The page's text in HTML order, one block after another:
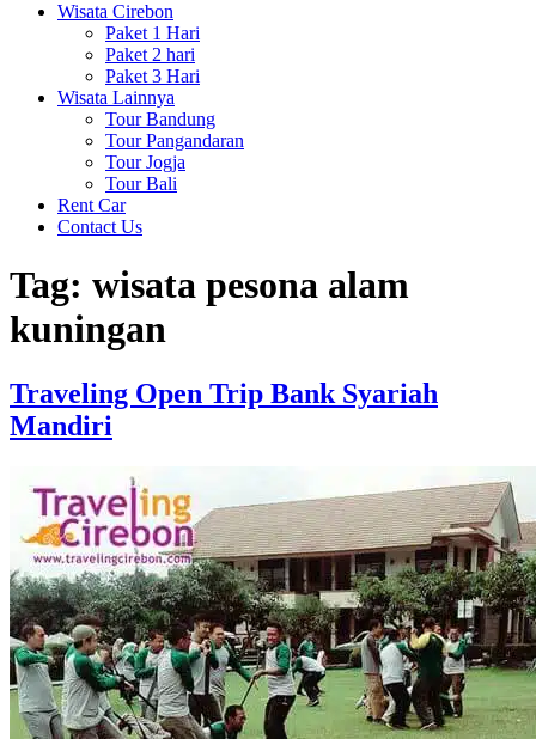
Wisata Cirebon
Paket 1 Hari
Paket 2 hari
Paket 3 Hari
Wisata Lainnya
Tour Bandung
Tour Pangandaran
Tour Jogja
Tour Bali
Rent Car
Contact Us
Tag: wisata pesona alam
kuningan
Traveling Open Trip Bank Syariah
Mandiri